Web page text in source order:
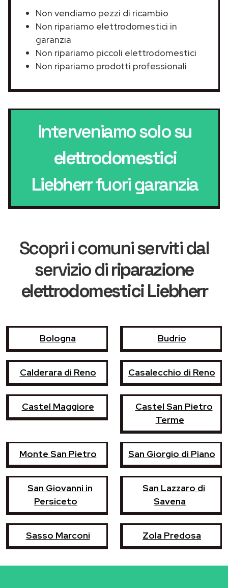
Non vendiamo pezzi di ricambio
Non ripariamo elettrodomestici in
garanzia
Non ripariamo piccoli elettrodomestici
Non ripariamo prodotti professionali
Interveniamo solo su
elettrodomestici
Liebherrfuori garanzia
Scopri i comuni serviti dal
servizio diriparazione
elettrodomestici Liebherr
Bologna Budrio
Calderara di Reno Casalecchio di Reno
Castel Maggiore
Castel San Pietro
Terme
Monte San Pietro San Giorgio di Piano
San Giovanni in
Persiceto
San Lazzaro di
Savena
Sasso Marconi Zola Predosa